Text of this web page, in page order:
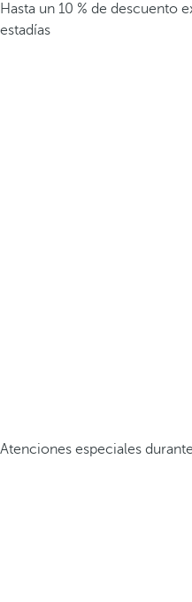
Hasta un 10 % de descuento
estadías
Atenciones especiales